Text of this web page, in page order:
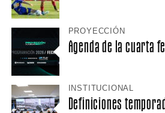
PROYECCIÓN
Agenda de la cuarta
INSTITUCIONAL
Definiciones